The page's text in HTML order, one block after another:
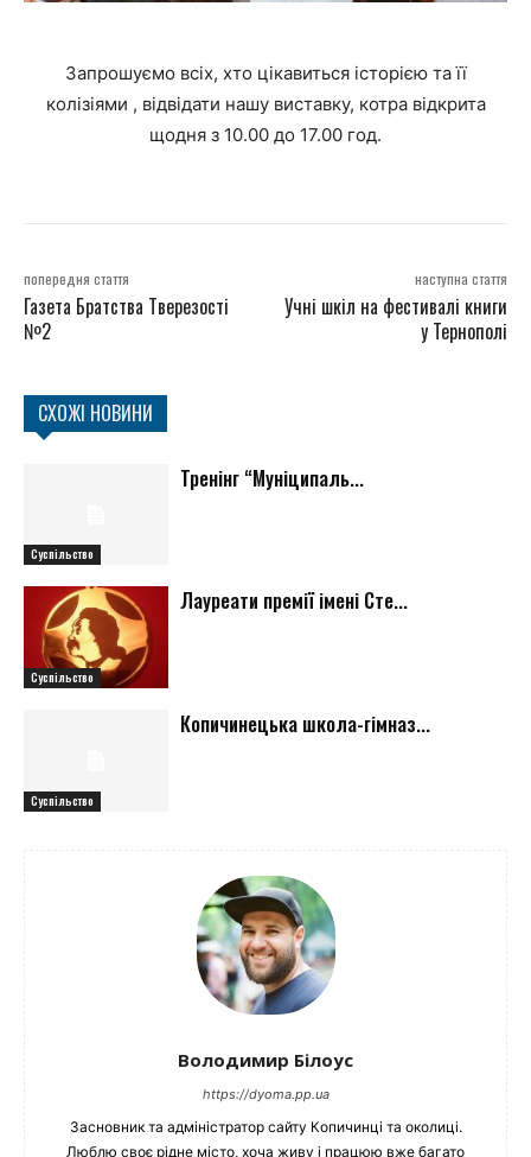
Запрошуємо всіх, хто цікавиться історією та її
колізіями , відвідати нашу виставку, котра відкрита
щодня з 10.00 до 17.00 год.
попередня стаття
Газета Братства Тверезості
№2
наступна стаття
Учні шкіл на фестивалі книги
у Тернополі
СХОЖІ НОВИНИ
Суспільство
Тренінг “Муніципаль...
Суспільство
Лауреати премії імені Сте...
Суспільство
Копичинецька школа-гімназ...
Володимир Білоус
https://dyoma.pp.ua
Засновник та адміністратор сайту Копичинці та околиці.
Люблю своє рідне місто, хоча живу і працюю вже багато